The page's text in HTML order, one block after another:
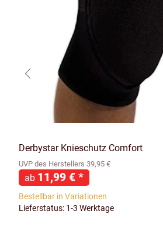
Derbystar Knieschutz Comfort
UVP des Herstellers 39,95 €
ab 11,99 € *
Bestellbar in Variationen
Lieferstatus: 1-3 Werktage